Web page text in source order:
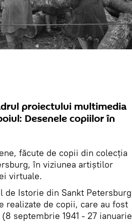
proiectului multimedia
Desenele copiilor în
făcute de copii din colecția
în viziunea artiștilor
virtuale.
de Istorie din Sankt Petersburg
realizate de copii, care au fost
septembrie 1941 - 27 ianuarie